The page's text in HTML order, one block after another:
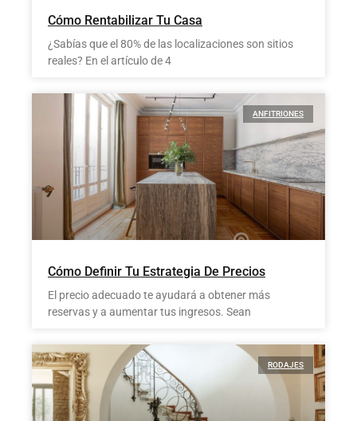
Cómo Rentabilizar Tu Casa
¿Sabías que el 80% de las localizaciones son sitios
reales? En el artículo de 4
ANFITRIONES
Cómo Definir Tu Estrategia De Precios
El precio adecuado te ayudará a obtener más
reservas y a aumentar tus ingresos. Sean
RODAJES